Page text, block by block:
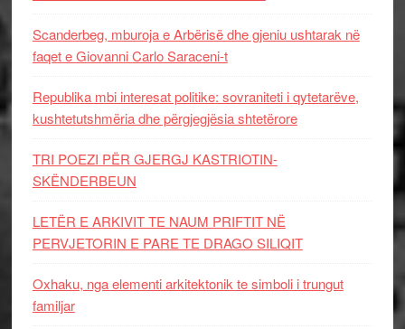
Scanderbeg, mburoja e Arbërisë dhe gjeniu ushtarak në
faqet e Giovanni Carlo Saraceni-t
Republika mbi interesat politike: sovraniteti i qytetarëve,
kushtetutshmëria dhe përgjegjësia shtetërore
TRI POEZI PËR GJERGJ KASTRIOTIN-
SKËNDERBEUN
LETËR E ARKIVIT TE NAUM PRIFTIT NË
PERVJETORIN E PARE TE DRAGO SILIQIT
Oxhaku, nga elementi arkitektonik te simboli i trungut
familjar